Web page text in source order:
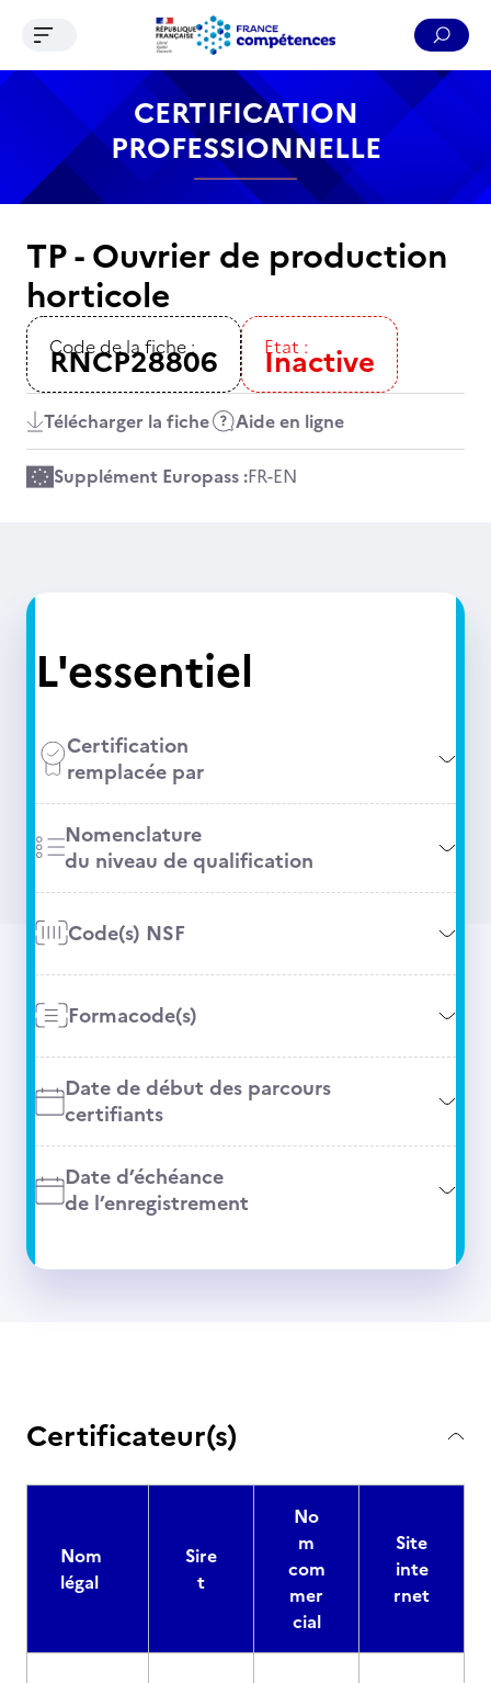
Contenu Recherche Menu Pied de page
Ouvrir le menu de navigation
CERTIFICATION
PROFESSIONNELLE
TP - Ouvrier de production
horticole
Code de la fiche :
RNCP28806 Etat :
Inactive
Télécharger la fiche Aide en ligne
Supplément Europass :FR-EN
L'essentiel
Certification
remplacée par
Nomenclature
du niveau de qualification
Code(s) NSF
Formacode(s)
Date de début des parcours
certifiants
Date d’échéance
de l’enregistrement
Certificateur(s)
Nom
légal
Sire
t
No
m
com
mer
cial
Site
inte
rnet